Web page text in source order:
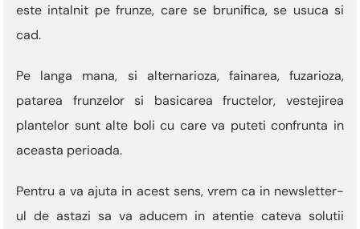
este intalnit pe frunze, care se brunifica, se usuca si
cad.
Pe langa mana, si alternarioza, fainarea, fuzarioza,
patarea frunzelor si basicarea fructelor, vestejirea
plantelor sunt alte boli cu care va puteti confrunta in
aceasta perioada.
Pentru a va ajuta in acest sens, vrem ca in newsletter-
ul de astazi sa va aducem in atentie cateva solutii